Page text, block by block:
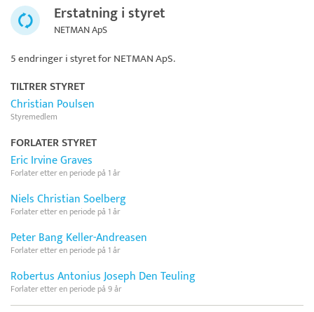
Erstatning i styret
NETMAN ApS
5 endringer i styret forNETMAN ApS.
TILTRER STYRET
Christian Poulsen
Styremedlem
FORLATER STYRET
Eric Irvine Graves
Forlater etter en periode på 1 år
Niels Christian Soelberg
Forlater etter en periode på 1 år
Peter Bang Keller-Andreasen
Forlater etter en periode på 1 år
Robertus Antonius Joseph Den Teuling
Forlater etter en periode på 9 år